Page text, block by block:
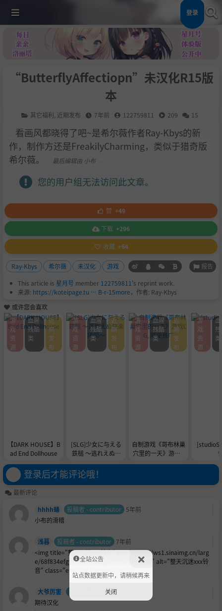
登录
“ButterflyAffectiopn”未汉化R15版
本
其它福利 近期发布 7年前 122759811 209 15
看画风都晓得了吧~是希尔薇作者Ray-Kbys的新
作，制作方还是FreakilyCharming，类似于猎奇版
希尔薇。
最后编辑由 小布
您的用户组无法访问此文章。
赞 +49
下载 +296
收藏 +64
Ray-Kbys 希尔薇 未汉化 游戏 报告
This article is 星月号 member 122759811 's reprint work.
来源: https://koteipage.tu … B-r-15more，作者: Ray-Kbys
或许您会喜欢
【DARK HOUSE】B
ad End Dollhouse
游
戏
资
源
血腥
残酷
类
近
期
发
布
[SLG]少女に与える
鉄槌 ～逃れえぬ快
游
戏
资
源
血腥
残酷
类
近
期
发
布
自制游戏《哥布林巢
穴里的一天》游戏C
游
戏
资
源
血腥
残酷
类
近
期
发
布
游
戏
资
源
类
登录后才能评论哦！
最新评论
hhhh蛹
投稿者 - contributor 5年前
小布的滑稽
浅暮 投稿者 - contributor 7年前
<img title="整天沉迷xxx铃音" src="https://ws1.sinaimg.cn/larg
e/68f834efgy1fr5bmmyrgsj202s02sjrp.jpg" alt="整天沉迷xxx铃
音" class="emotion inn-emotion" />
大爷厉害 投稿者 - contributor
期待汉化
全站公告
站点数据更新中，请稍候再来
关闭